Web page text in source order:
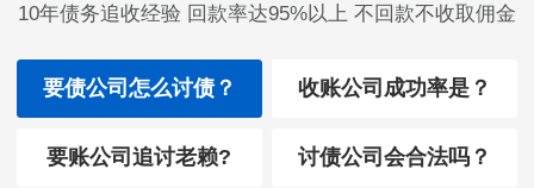
10年债务追收经验 回款率达95%以上 不回款不收取佣金
要债公司怎么讨债？ 收账公司成功率是？
要账公司追讨老赖? 讨债公司会合法吗？